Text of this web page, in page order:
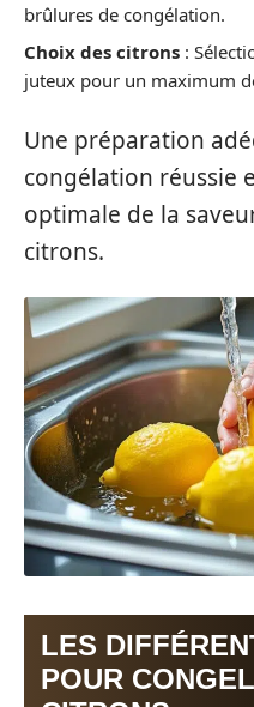
brûlures de congélation.
Choix des citrons :
juteux pour un maximum
Une préparation
congélation réussie
optimale de la
citrons.
LES
POUR